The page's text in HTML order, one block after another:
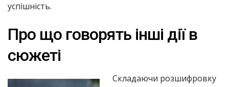
успішність.
Про що говорять інші дії в
сюжеті
Складаючи розшифровку